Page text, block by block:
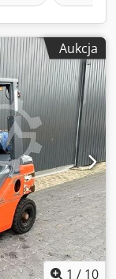
Aukcja
1 / 10